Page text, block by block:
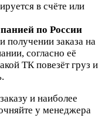
в счёте или
по России
получении заказа на
согласно её
ТК повезёт груз и
и наиболее
у менеджера